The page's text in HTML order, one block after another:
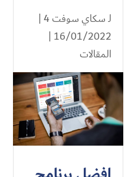
لـسكاي سوفت 4
|
16/01/2022 |
المقالات